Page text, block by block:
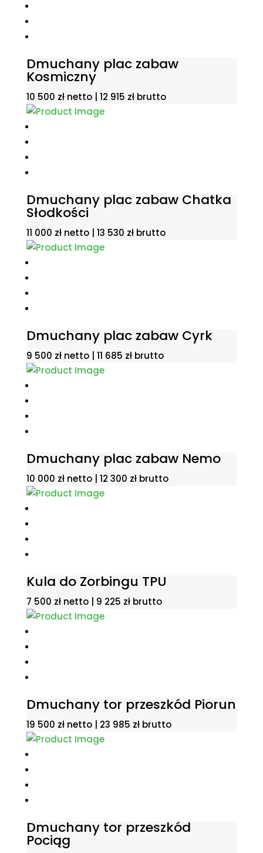
Dmuchany plac zabaw
Kosmiczny
10 500 zł netto | 12 915 złbrutto
Dmuchany plac zabaw Chatka
Słodkości
11 000 zł netto | 13 530 złbrutto
Dmuchany plac zabaw Cyrk
9 500 zł netto | 11 685 złbrutto
Dmuchany plac zabaw Nemo
10 000 zł netto | 12 300 złbrutto
Kula do Zorbingu TPU
7 500 zł netto | 9 225 złbrutto
Dmuchany tor przeszkód Piorun
19 500 zł netto | 23 985 złbrutto
Dmuchany tor przeszkód
Pociąg